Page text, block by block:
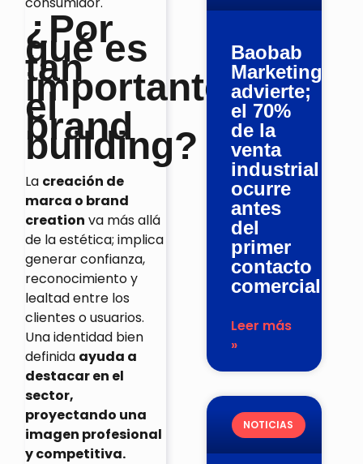
¿Por
qué es
tan
importante
el
brand
building?
La creación de
marca o brand
creation va más allá
de la estética; implica
generar confianza,
reconocimiento y
lealtad entre los
clientes o usuarios.
Una identidad bien
definida ayuda a
destacar en el
sector,
proyectando una
imagen profesional
y competitiva.
Baobab
Marketing
advierte;
el 70%
de la
venta
industrial
ocurre
antes
del
primer
contacto
comercial
Leer más
»
NOTICIAS